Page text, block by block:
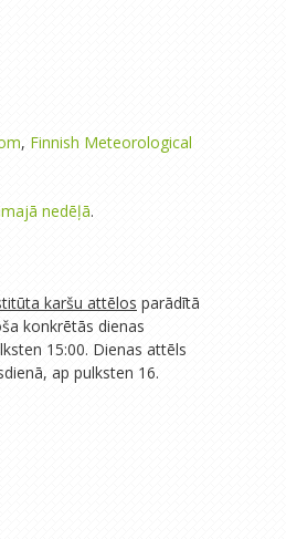
, Finnish Meteorological
nedēļā.
karšu attēlos parādītā
konkrētās dienas
15:00. Dienas attēls
ap pulksten 16.